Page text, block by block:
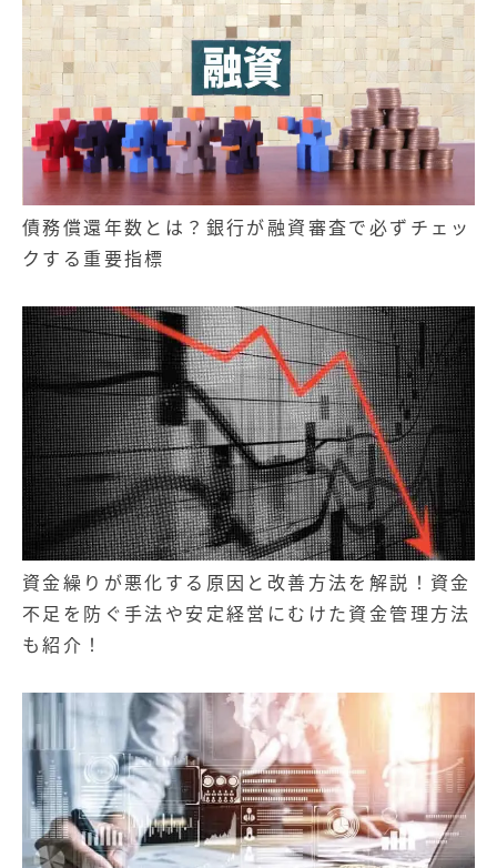
債務償還年数とは？銀行が融資審査で必ずチェッ
クする重要指標
資金繰りが悪化する原因と改善方法を解説！資金
不足を防ぐ手法や安定経営にむけた資金管理方法
も紹介！